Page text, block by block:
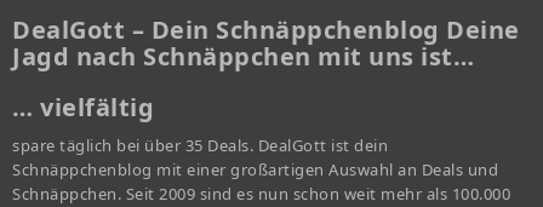
DealGott – Dein Schnäppchenblog Deine
Jagd nach Schnäppchen mit uns ist…
… vielfältig
spare täglich bei über 35 Deals. DealGott ist dein
Schnäppchenblog mit einer großartigen Auswahl an Deals und
Schnäppchen. Seit 2009 sind es nun schon weit mehr als 100.000